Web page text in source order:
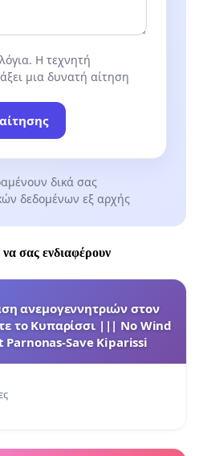
Η τεχνητή
μια δυνατή αίτηση
δικά σας
δεδομένων εξ αρχής
σας ενδιαφέρουν
ανεμογεννητριών στον
το Κυπαρίσσι ||| No Wind
Save Kiparissi